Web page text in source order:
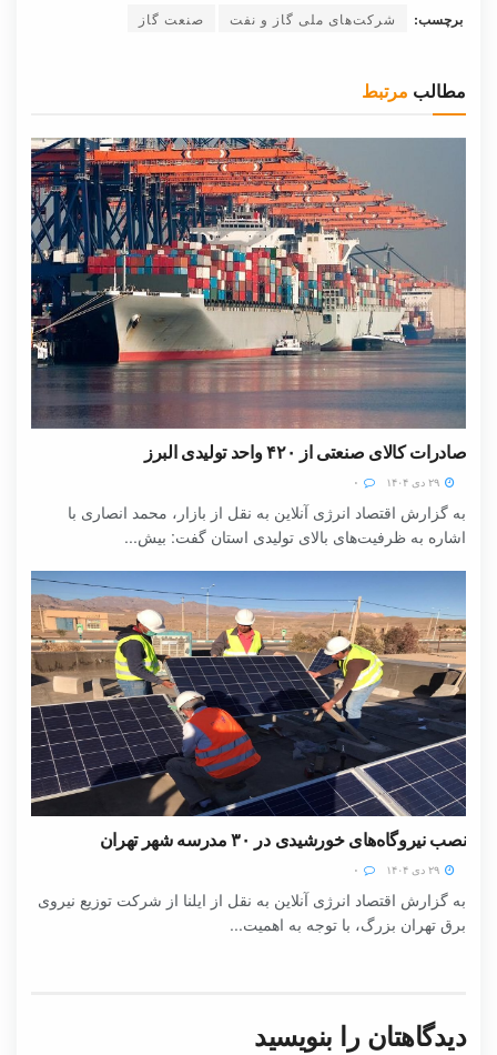
برچسب: شرکت‌های ملی گاز و نفت صنعت گاز
مطالب مرتبط
صادرات کالای صنعتی از ۴۲۰ واحد تولیدی البرز
به گزارش اقتصاد انرژی آنلاین به نقل از بازار، محمد انصاری با
اشاره به ظرفیت‌های بالای تولیدی استان گفت: بیش...
نصب نیروگاه‌های خورشیدی در ۳۰ مدرسه شهر تهران
به گزارش اقتصاد انرژی آنلاین به نقل از ایلنا از شرکت توزیع نیروی
برق تهران بزرگ، با توجه به اهمیت...
دیدگاهتان را بنویسید